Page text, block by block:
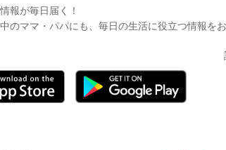
報が毎日届く！
のママ・パパにも、毎日の生活に役立つ情報をお